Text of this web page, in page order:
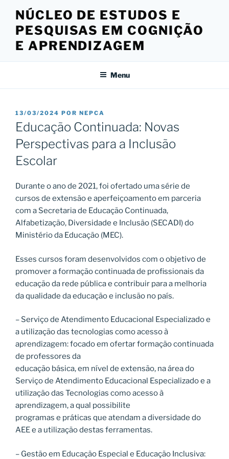
conteúdo
NÚCLEO DE ESTUDOS E
PESQUISAS EM COGNIÇÃO
E APRENDIZAGEM
Menu
PUBLICADO
EM
13/03/2024 POR NEPCA
Educação Continuada: Novas
Perspectivas para a Inclusão
Escolar
Durante o ano de 2021, foi ofertado uma série de
cursos de extensão e aperfeiçoamento em parceria
com a Secretaria de Educação Continuada,
Alfabetização, Diversidade e Inclusão (SECADI) do
Ministério da Educação (MEC).
Esses cursos foram desenvolvidos com o objetivo de
promover a formação continuada de profissionais da
educação da rede pública e contribuir para a melhoria
da qualidade da educação e inclusão no país.
– Serviço de Atendimento Educacional Especializado e
a utilização das tecnologias como acesso à
aprendizagem: focado em ofertar formação continuada
de professores da
educação básica, em nível de extensão, na área do
Serviço de Atendimento Educacional Especializado e a
utilização das Tecnologias como acesso à
aprendizagem, a qual possibilite
programas e práticas que atendam a diversidade do
AEE e a utilização destas ferramentas.
– Gestão em Educação Especial e Educação Inclusiva: